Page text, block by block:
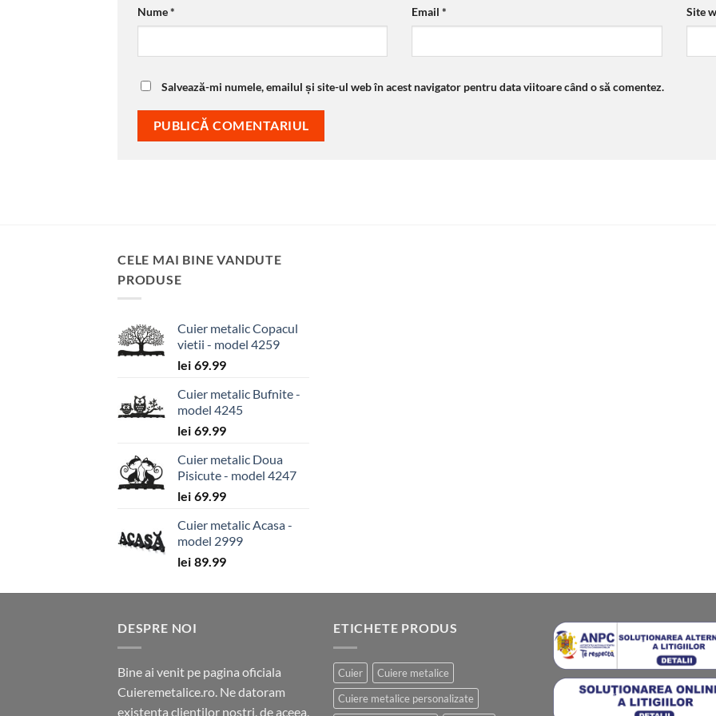
Nume* Email* Site
Salvează-mi numele, emailul și site-ul web în acest navigator pentru data viitoare când o să comentez.
CELE MAI BINE VANDUTE
PRODUSE
Cuier metalic Copacul
vietii - model 4259
lei 69.99
Cuier metalic Bufnite -
model 4245
lei 69.99
Cuier metalic Doua
Pisicute - model 4247
lei 69.99
Cuier metalic Acasa -
model 2999
lei 89.99
DESPRE NOI
Bine ai venit pe pagina oficiala
Cuieremetalice.ro. Ne datoram
existenta clientilor nostri, de aceea,
ETICHETE PRODUS
Cuier
Cuiere metalice
Cuiere metalice personalizate